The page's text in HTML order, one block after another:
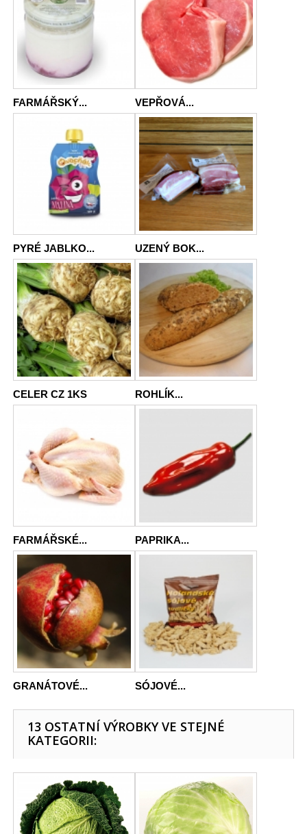
FARMÁŘSKÝ... VEPŘOVÁ...
PYRÉ JABLKO... UZENÝ BOK...
CELER CZ 1KS ROHLÍK...
FARMÁŘSKÉ... PAPRIKA...
GRANÁTOVÉ... SÓJOVÉ...
13 OSTATNÍ VÝROBKY VE STEJNÉ
KATEGORII: